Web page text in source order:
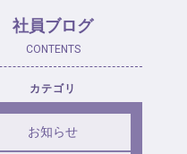
社員ブログ
CONTENTS
カテゴリ
お知らせ